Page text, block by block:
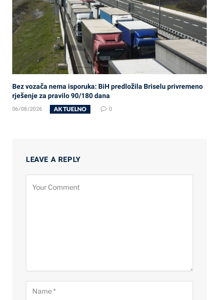
Bez vozača nema isporuka: BiH predložila Briselu privremeno
rješenje za pravilo 90/180 dana
06/08/2026 AKTUELNO 0
LEAVE A REPLY